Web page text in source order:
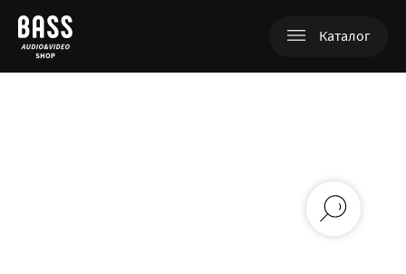
Каталог